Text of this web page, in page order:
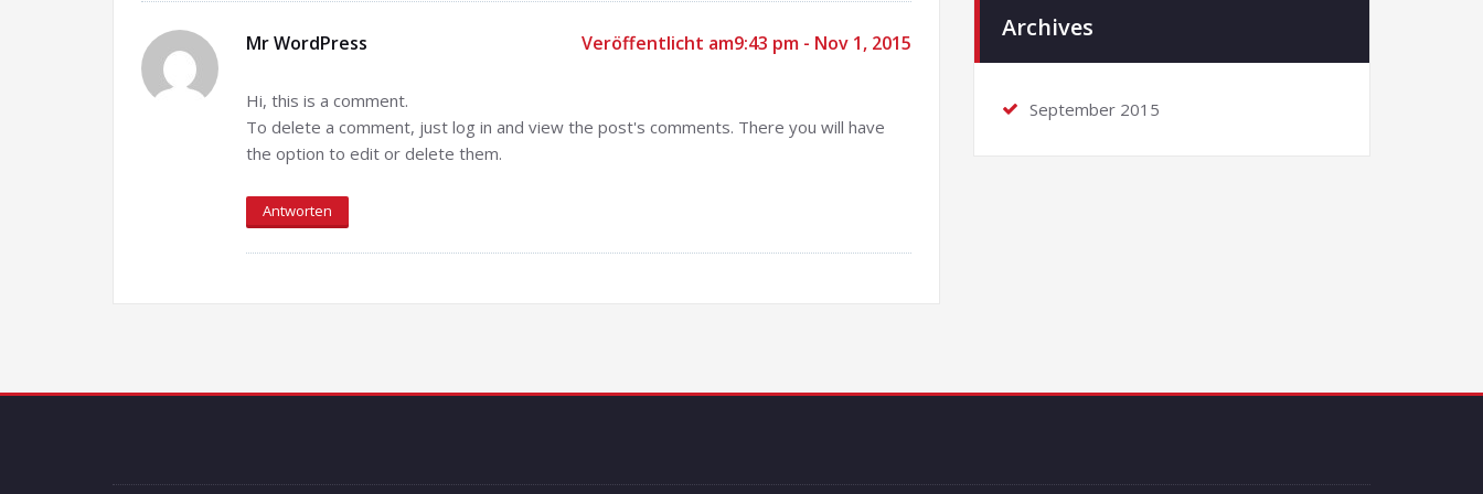
Mr WordPress Veröffentlicht am9:43 pm - Nov 1, 2015
Hi, this is a comment.
To delete a comment, just log in and view the post's comments. There you will have
the option to edit or delete them.
Antworten
Archives
September 2015